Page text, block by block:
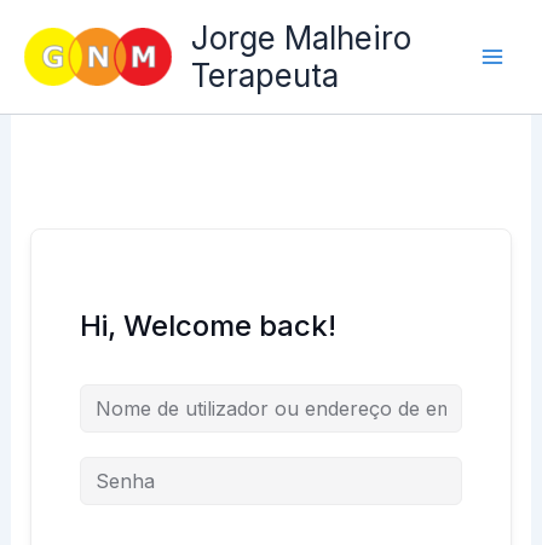
content
Jorge Malheiro
Terapeuta
Hi, Welcome back!